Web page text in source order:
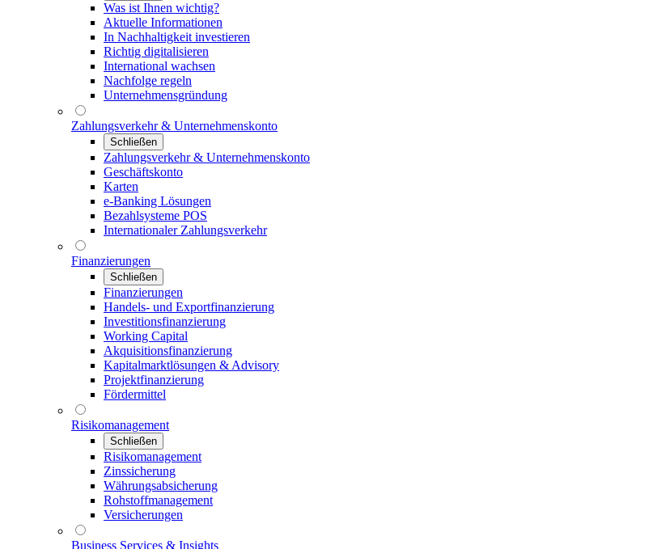
Was ist Ihnen wichtig?
Aktuelle Informationen
In Nachhaltigkeit investieren
Richtig digitalisieren
International wachsen
Nachfolge regeln
Unternehmensgründung
Zahlungsverkehr & Unternehmenskonto
Schließen
Zahlungsverkehr & Unternehmenskonto
Geschäftskonto
Karten
e-Banking Lösungen
Bezahlsysteme POS
Internationaler Zahlungsverkehr
Finanzierungen
Schließen
Finanzierungen
Handels- und Exportfinanzierung
Investitionsfinanzierung
Working Capital
Akquisitionsfinanzierung
Kapitalmarktlösungen & Advisory
Projektfinanzierung
Fördermittel
Risikomanagement
Schließen
Risikomanagement
Zinssicherung
Währungsabsicherung
Rohstoffmanagement
Versicherungen
Business Services & Insights